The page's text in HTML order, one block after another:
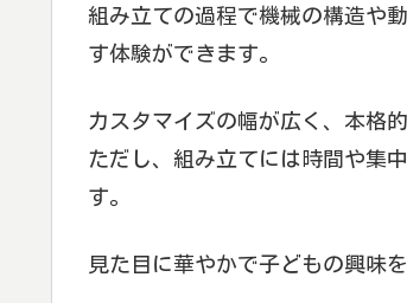
組み立ての過程で機械の構造や
す体験ができます。
カスタマイズの幅が広く、本格
ただし、組み立てには時間や集
す。
見た目に華やかで子どもの興味